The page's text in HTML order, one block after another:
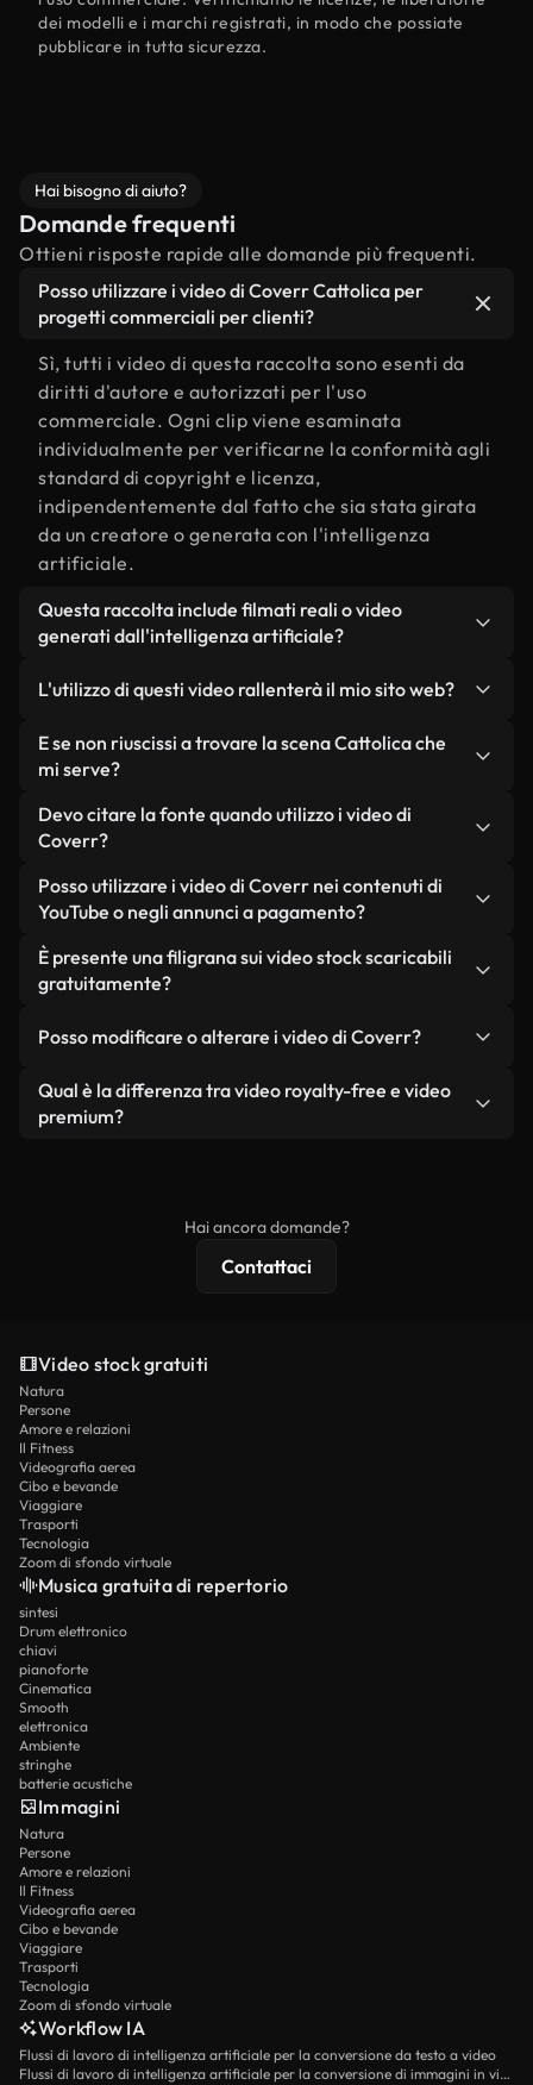
dei modelli e i marchi registrati, in modo che possiate
pubblicare in tutta sicurezza.
Hai bisogno di aiuto?
Domande frequenti
Ottieni risposte rapide alle domande più frequenti.
Posso utilizzare i video di Coverr Cattolica per
progetti commerciali per clienti?
Sì, tutti i video di questa raccolta sono esenti da
diritti d'autore e autorizzati per l'uso
commerciale. Ogni clip viene esaminata
individualmente per verificarne la conformità agli
standard di copyright e licenza,
indipendentemente dal fatto che sia stata girata
da un creatore o generata con l'intelligenza
artificiale.
Questa raccolta include filmati reali o video
generati dall'intelligenza artificiale?
da filmati reali, girati da persone, relativi a
Cattolica, e da video generati dall'intelligenza
artificiale. Ogni video è chiaramente etichettato,
L'utilizzo di questi video rallenterà il mio sito web?
Non se scegli le nostre versioni ottimizzate.
Offriamo formati leggeri e pronti per il web,
mantengono alta la qualità, riducono al minimo i
tempi di caricamento e migliorano parametri
come LCP.
E se non riuscissi a trovare la scena Cattolica che
mi serve?
Puoi crearne uno all'istante utilizzando Coverr AI
Studio. Ti basta descrivere la scena, ad esempio
pochi secondi un video personalizzato in
conformità con i nostri standard di licenza.
Devo citare la fonte quando utilizzo i video di
Coverr?
Non è richiesto alcun riconoscimento dell'autore.
Tutti i video presenti nella nostra libreria sono
senza citare il creatore, sebbene sia sempre
gradito.
Posso utilizzare i video di Coverr nei contenuti di
YouTube o negli annunci a pagamento?
Sì. Tutti i filmati di Coverr possono essere utilizzati
in video monetizzati su YouTube, promozioni sui
condizione che non si rivendano o ridistribuiscano
È presente una filigrana sui video stock scaricabili
gratuitamente?
reali o generati dall'intelligenza artificiale, include
filigrane. Avrai a disposizione filmati puliti e pronti
all'uso.
Posso modificare o alterare i video di Coverr?
Sì. Siete liberi di tagliare, ritagliare o remixare i
nostri video. Assicuratevi solo che il prodotto
Qual è la differenza tra video royalty-free e video
premium?
Hai ancora domande?
Contattaci
Video stock gratuiti
Natura
Persone
Amore e relazioni
Il Fitness
Videografia aerea
Cibo e bevande
Viaggiare
Trasporti
Tecnologia
Zoom di sfondo virtuale
Musica gratuita di repertorio
sintesi
Drum elettronico
chiavi
pianoforte
Cinematica
Smooth
elettronica
Ambiente
stringhe
batterie acustiche
Immagini
Natura
Persone
Amore e relazioni
Il Fitness
Videografia aerea
Cibo e bevande
Viaggiare
Trasporti
Tecnologia
Zoom di sfondo virtuale
Workflow IA
Flussi di lavoro di intelligenza artificiale per la conversione da testo a video
Flussi di lavoro di intelligenza artificiale per la conversione di immagini in video